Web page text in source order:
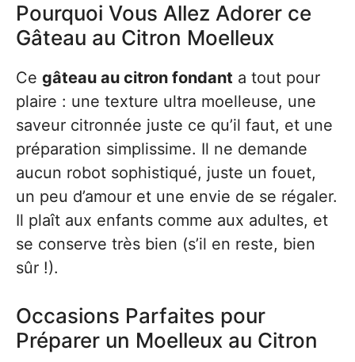
Pourquoi Vous Allez Adorer ce
Gâteau au Citron Moelleux
Ce gâteau au citron fondant a tout pour
plaire : une texture ultra moelleuse, une
saveur citronnée juste ce qu’il faut, et une
préparation simplissime. Il ne demande
aucun robot sophistiqué, juste un fouet,
un peu d’amour et une envie de se régaler.
Il plaît aux enfants comme aux adultes, et
se conserve très bien (s’il en reste, bien
sûr !).
Occasions Parfaites pour
Préparer un Moelleux au Citron